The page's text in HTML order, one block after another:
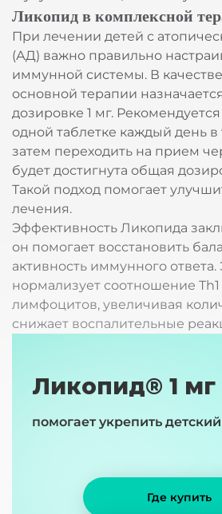
Ликопид в комплексной
При лечении детей с
(АД) важно правильно
иммунной системы. В
основной терапии
дозировке 1 мг.
одной таблетке каждый день в
затем переходить на прием
будет достигнута общая
Такой подход помогает
лечения.
Эффективность Ликопида
он помогает восстановить
активность иммунного ответа.
нормализует соотношение Th1
лимфоцитов, увеличивая
снижает воспалительные
Ликопид® 1 мг
помогает укрепить
Где купить